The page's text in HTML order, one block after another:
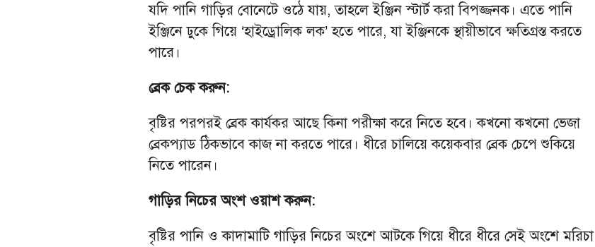
যদি পানি গাড়ির বোনেটে ওঠে যায়, তাহলে ইঞ্জিন স্টার্ট করা বিপজ্জনক। এতে পানি
ইঞ্জিনে ঢুকে গিয়ে ‘হাইড্রোলিক লক’ হতে পারে, যা ইঞ্জিনকে স্থায়ীভাবে ক্ষতিগ্রস্ত করতে
পারে।
ব্রেক চেক করুন:
বৃষ্টির পরপরই ব্রেক কার্যকর আছে কিনা পরীক্ষা করে নিতে হবে। কখনো কখনো ভেজা
ব্রেকপ্যাড ঠিকভাবে কাজ না করতে পারে। ধীরে চালিয়ে কয়েকবার ব্রেক চেপে শুকিয়ে
নিতে পারেন।
গাড়ির নিচের অংশ ওয়াশ করুন:
বৃষ্টির পানি ও কাদামাটি গাড়ির নিচের অংশে আটকে গিয়ে ধীরে ধীরে সেই অংশে মরিচা